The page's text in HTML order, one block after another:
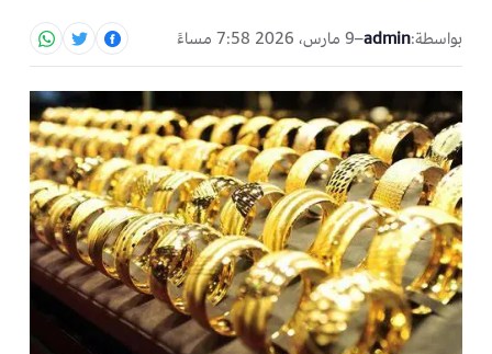
بواسطة:admin
–9 مارس، 2026 7:58 مساءً